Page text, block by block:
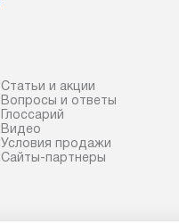
Статьи и акции
Вопросы и ответы
Глоссарий
Видео
Условия продажи
Сайты-партнеры